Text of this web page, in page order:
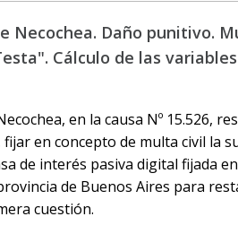
Necochea. Daño punitivo.
Cálculo de las
en la causa Nº 15.526,
en concepto de multa civil la
de interés pasiva digital fijada
de Buenos Aires para
cuestión.